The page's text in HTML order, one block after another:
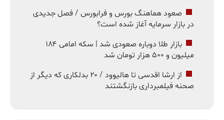
صعود هماهنگ بورس و فرابورس / فصل جدیدی
در بازار سرمایه آغاز شده است؟
بازار طلا دوباره صعودی شد | سکه امامی ۱۸۴
میلیون و ۵۰۰ هزار تومان شد
از ارشا اقدسی تا هالیوود / ۲۰ بدلکاری که دیگر از
صحنه فیلمبرداری بازنگشتند